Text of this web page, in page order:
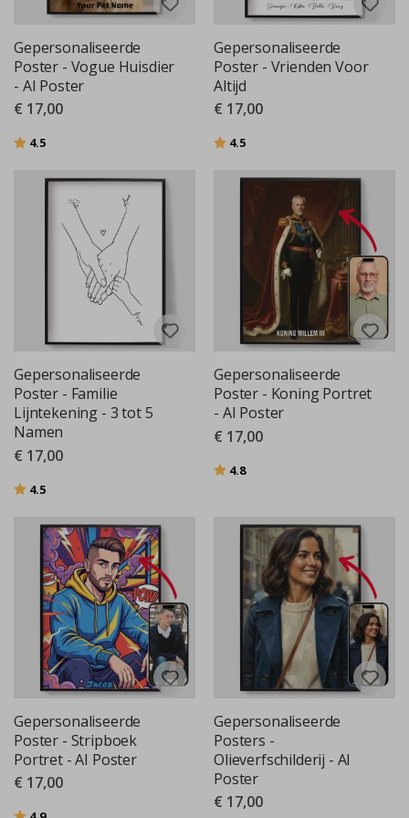
Gepersonaliseerde
Poster - Vogue Huisdier
- AI Poster
€ 17,00
Beoordeling:
4.5
Gepersonaliseerde
Poster - Vrienden Voor
Altijd
€ 17,00
Beoordeling:
4.5
Gepersonaliseerde
Poster - Familie
Lijntekening - 3 tot 5
Namen
€ 17,00
Beoordeling:
4.5
Gepersonaliseerde
Poster - Koning Portret
- AI Poster
€ 17,00
Beoordeling:
4.8uit 5 sterren
Gepersonaliseerde
Poster - Stripboek
Portret - AI Poster
€ 17,00
Beoordeling:
uit 5 sterren
Gepersonaliseerde
Posters -
Olieverfschilderij - AI
Poster
€ 17,00